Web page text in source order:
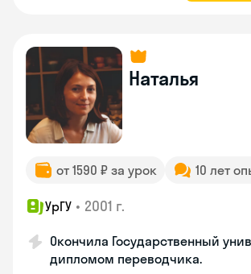
Наталья
от 1590 ₽ за урок 10 лет
УрГУ • 2001 г.
Окончила Государственный
дипломом переводчика.